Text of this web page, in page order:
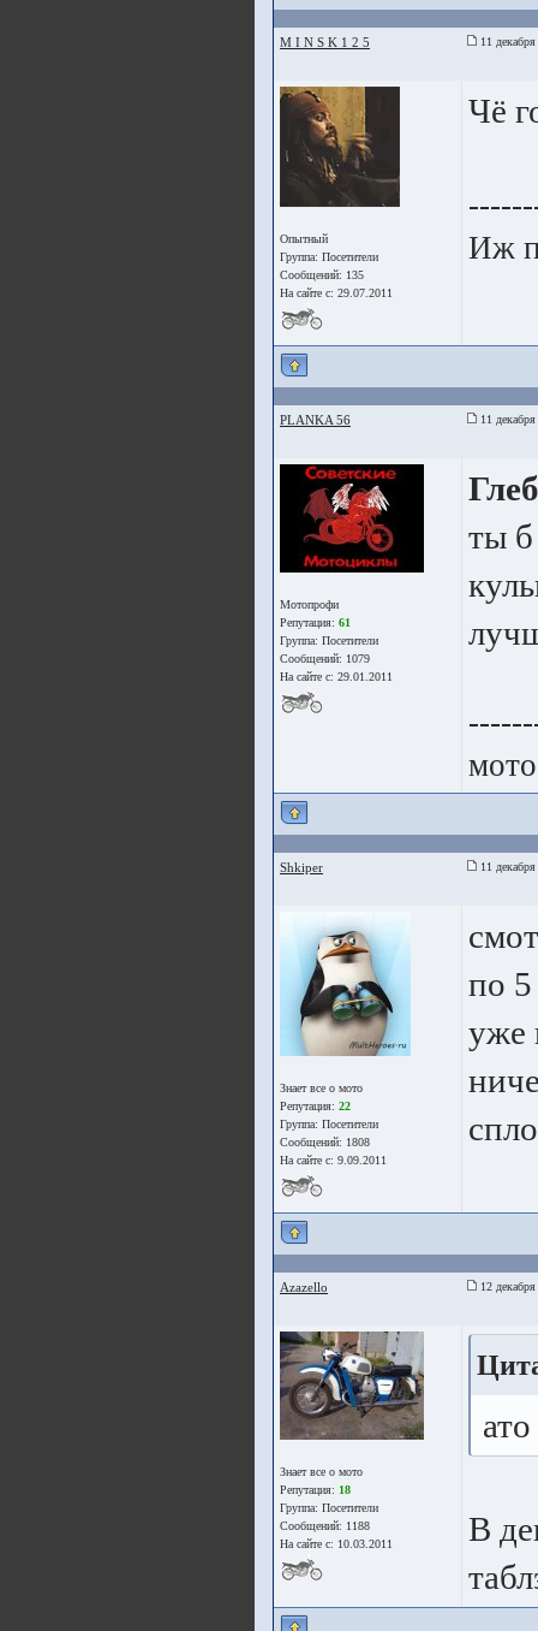
M I N S K 1 2 5 11
Опытный
Группа: Посетители
Сообщений: 135
На сайте с: 29.07.2011
Чё
Иж
PLANKA 56 11
Мотопрофи
Репутация: 61
Группа: Посетители
Сообщений: 1079
На сайте с: 29.01.2011
ты
Shkiper 11
Знает все о мото
Репутация: 22
Группа: Посетители
Сообщений: 1808
На сайте с: 9.09.2011
по 5
уже
Azazello 12
Знает все о мото
Репутация: 18
Группа: Посетители
Сообщений: 1188
На сайте с: 10.03.2011
В